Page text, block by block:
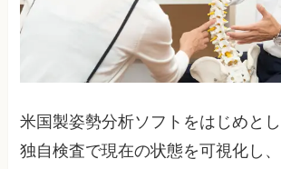
米国製姿勢分析ソフトをはじめと
独自検査で現在の状態を可視化し